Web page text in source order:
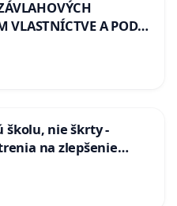
VLASTNÍCTVE A POD
REPUBLIKY & žiadosť
stavu závlahových a
Slovensku
školu, nie škrty -
na zlepšenie